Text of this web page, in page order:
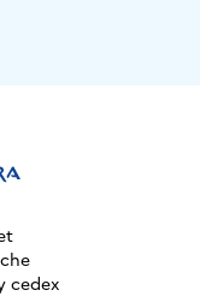
cedex